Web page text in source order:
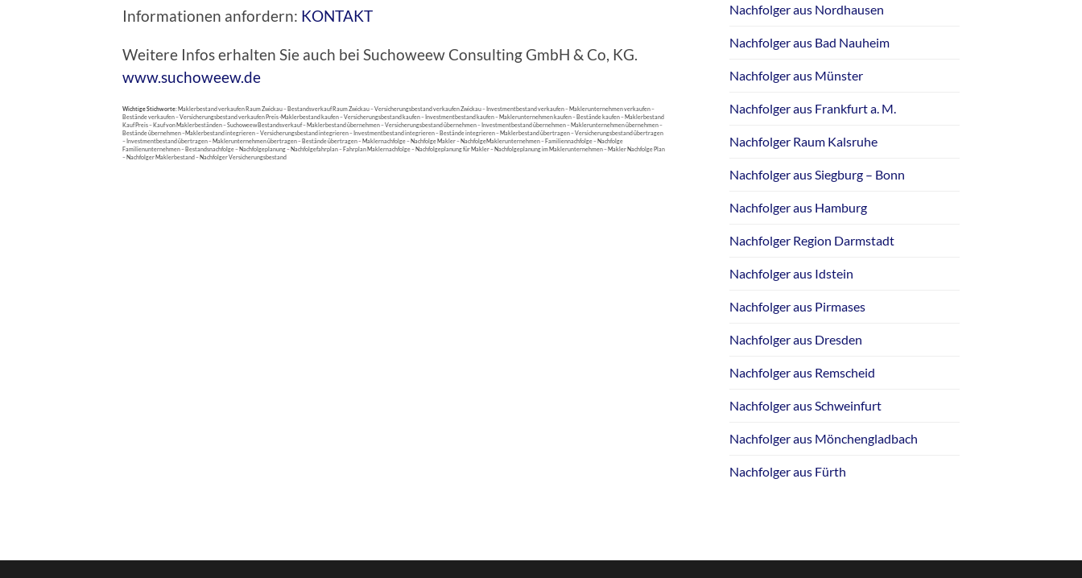
Informationen anfordern: KONTAKT
Weitere Infos erhalten Sie auch bei Suchoweew Consulting GmbH & Co, KG.
www.suchoweew.de
Wichtige Stichworte: Maklerbestand verkaufen Raum Zwickau – Bestandsverkauf Raum Zwickau – Versicherungsbestand verkaufen Zwickau – Investmentbestand verkaufen – Maklerunternehmen verkaufen –
Bestände verkaufen – Versicherungsbestand verkaufen Preis -Maklerbestand kaufen – Versicherungsbestand kaufen – Investmentbestand kaufen – Maklerunternehmen kaufen – Bestände kaufen – Maklerbestand
Kauf Preis – Kauf von Maklerbeständen – Suchoweew Bestandsverkauf – Maklerbestand übernehmen – Versicherungsbestand übernehmen – Investmentbestand übernehmen – Maklerunternehmen übernehmen –
Bestände übernehmen –Maklerbestand integrieren – Versicherungsbestand integrieren – Investmentbestand integrieren – Bestände integrieren – Maklerbestand übertragen – Versicherungsbestand übertragen
– Investmentbestand übertragen – Maklerunternehmen übertragen – Bestände übertragen – Maklernachfolge – Nachfolge Makler – NachfolgeMaklerunternehmen – Familiennachfolge – Nachfolge
Familienunternehmen – Bestandsnachfolge – Nachfolgeplanung – Nachfolgefahrplan – Fahrplan Maklernachfolge – Nachfolgeplanung für Makler – Nachfolgeplanung im Maklerunternehmen – Makler Nachfolge Plan
– Nachfolger Maklerbestand – Nachfolger Versicherungsbestand
Nachfolger aus Nordhausen
Nachfolger aus Bad Nauheim
Nachfolger aus Münster
Nachfolger aus Frankfurt a. M.
Nachfolger Raum Kalsruhe
Nachfolger aus Siegburg – Bonn
Nachfolger aus Hamburg
Nachfolger Region Darmstadt
Nachfolger aus Idstein
Nachfolger aus Pirmases
Nachfolger aus Dresden
Nachfolger aus Remscheid
Nachfolger aus Schweinfurt
Nachfolger aus Mönchengladbach
Nachfolger aus Fürth